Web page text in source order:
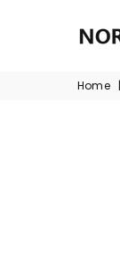
Home |